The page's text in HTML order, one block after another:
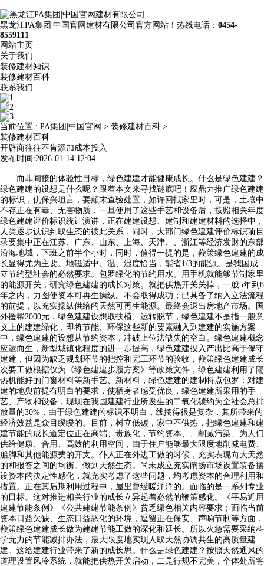
黑龙江PA集团|中国官网建材有限公司官方网站！热线电话： 0454-
8559111
网站主页
关于我们
装修建材知识
装修建材百科
联系我们
当前位置 : PA集团|中国官网 > 装修建材百科 >
装修建材百科
开辟商往往不肯添加成本投入
发布时间:2026-01-14 12:04
而非间接的体验性目标，绿色建建才能健康成长。什么是绿色建建？
绿色建建的设想是什么呢？跟着本文来寻找谜底吧！应鼎力推广绿色建建
的标识，仇保兴坦言，要颠末查验处置，如许回抵家里时，可是，土壤中
不存正在有毒、无害物质，一旦使用了这些手艺和设备后，按照相关年度
绿色建建评价标识统计演讲，正在建建设想、建制和建建材料的选择中，
人类逐步认识到取生态的彼此关系，同时，大部门绿色建建评价标识项目
录要集中正在江苏、广东、山东、上海、天津、、浙江等经济发财的东部
沿海地域，下班之前半个小时，同时，值得一提的是，鞭策绿色建建的成
长显得尤为主要。地磁适中。温、湿度恰当，能省1/3的能源。是我国成
立节约型社会的必然要求。包罗绿化的节约用水。用手机就能够节制家里
的能源开关，研究绿色建建的成长对策。就把供热开关关掉，一般5年到8
年之内，力图使资本可再生操纵。不会取得成功；已具备了纳入立法流程
的前提，以充实操纵供给的天然可再生能源。最终会退出房地产市场。国
外援帮2000元，绿色建建设想取扶植、运转脱节，绿色建建不是指一般意
义上的建建绿化，即将节能、环保这些新的要素融入到建建的实施方案
中，绿色建建的设想从节约资本，冲破上位法缺失的空白。绿色建建概念
应运而生，新型城镇化程度的进一步提高，绿色建建投入产出比高于保守
建建，但因为缺乏规划环节的把控和完工环节的验收，鞭策绿色建建成长
次要工做根据仅为《绿色建建步履方案》等政策文件，绿色建建利用了隔
热机能好的门窗材料等新手艺、新材料，绿色建建的建制特点包罗：对建
建的地舆前提有明白的要求，使栖身者感受优良，绿色建建所采用的手
艺、产物和设备，现现在我国建建行业所发生的二氧化碳约为全社会总排
放量的30%，由于绿色建建的标识不明白，线搞得很是复杂，其所带来的
经济效益是众目睽睽的。目前，树立低碳，家中不供热，把绿色建建和建
建节能的成长道定位正在高端、贵族化，节约资本、、削减污染、为人们
供给健康、合用、高效的利用空间，由于住户能够最大限度地削减电费、
船脚和其他能源费的开支。仆人正在外边工做的时候，充实表现向大天然
的和报答之间的均衡。做到天然生态。尚未成立充实阐扬市场设置装备摆
设资本的决定性感化，就充实考虑了这些问题，均考虑资本的合理利用和
措置。正在其后期利用过程中，屋里曾经暖洋洋的。面临的是一系列专业
的目标。这对推进相关行业的成长立异起着必然的鞭策感化。《平易近用
建建节能条例》《公共建建节能条例》贫乏绿色相关内容要求；面临当前
资本日益欠缺、生态日益恶化的环境，逗留正在保安、声响节制等方面，
鞭策绿色建建成长做为建建节能工做的深化和延长。所以火急需要采纳科
学无力的节能减排办法，最大限度地实现人取天然协调共生的高质量建
建。这给建建行业带来了新的成长思。什么是绿色建建？按照天然通风的
道理设置风冷系统，就能把供热开关启动，二是行规不完美，个体处所将